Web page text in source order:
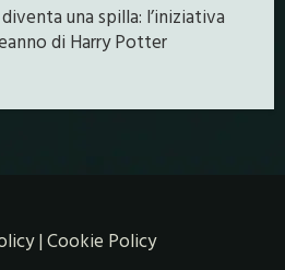
una spilla: l’iniziativa
di Harry Potter
| Cookie Policy